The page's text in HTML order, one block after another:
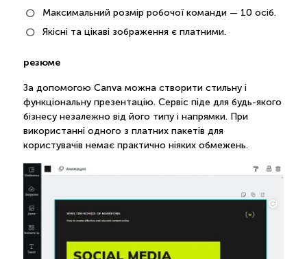
Максимальний розмір робочої команди — 10 осіб.
Якісні та цікаві зображення є платними.
резюме
За допомогою Canva можна створити стильну і
функціональну презентацію. Сервіс піде для будь-якого
бізнесу незалежно від його типу і напрямки. При
використанні одного з платних пакетів для
користувачів немає практично ніяких обмежень.